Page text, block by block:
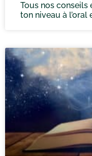
Tous nos
ton niveau à l’oral